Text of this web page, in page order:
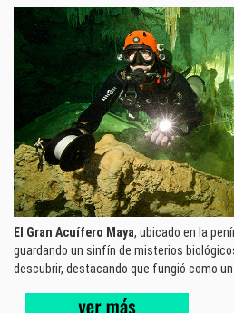
El Gran Acuífero Maya, ubicado en la
guardando un sinfín de misterios
descubrir, destacando que fungió como